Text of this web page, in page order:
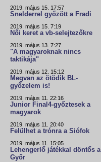
2019. május 15. 17:57
Snelderrel győzött a Fradi
2019. május 15. 7:19
Női keret a vb-selejtezőkre
2019. május 13. 7:27
"A magyaroknak nincs
taktikája"
2019. május 12. 15:12
Megvan az ötödik BL-
győzelem is!
2019. május 11. 22:16
Junior Final4-győztesek a
magyarok
2019. május 11. 20:40
Felülhet a trónra a Siófok
2019. május 11. 15:05
Lehengerlő játékkal döntős a
Győr